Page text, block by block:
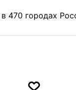
470 городах